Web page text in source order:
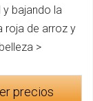
bajando la
roja de arroz y
>
precios